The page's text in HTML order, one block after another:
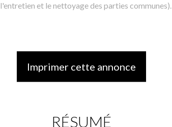
et le nettoyage des parties communes).
Imprimer cette annonce
RÉSUMÉ